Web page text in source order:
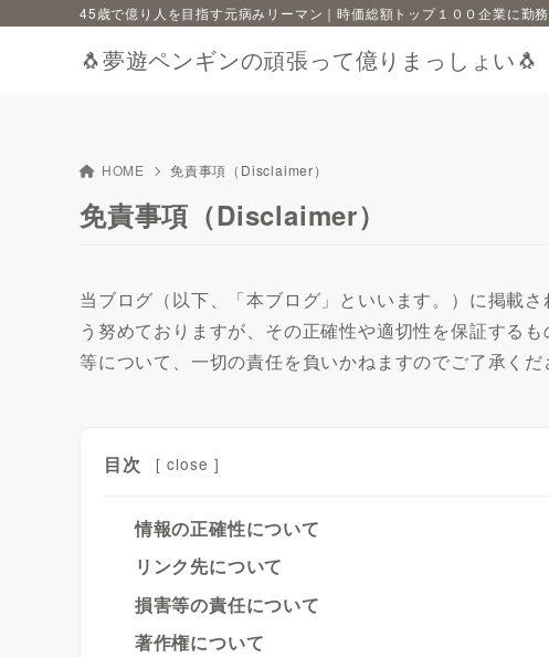
🐧夢遊ペンギンの頑張って億りまっしょい🐧
45歳で億り人を目指す元病みリーマン｜時価総額トップ１００企業に勤
HOME 免責事項（Disclaimer）
免責事項（Disclaimer）
当ブログ（以下、「本ブログ」といいます。）に掲載
う努めておりますが、その正確性や適切性を保証する
等について、一切の責任を負いかねますのでご了承くだ
目次 [ close ]
情報の正確性について
リンク先について
損害等の責任について
著作権について